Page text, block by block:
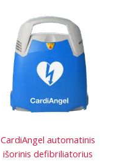
CardiAngel automatinis
išorinis defibriliatorius